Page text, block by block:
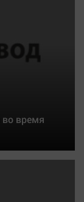
время